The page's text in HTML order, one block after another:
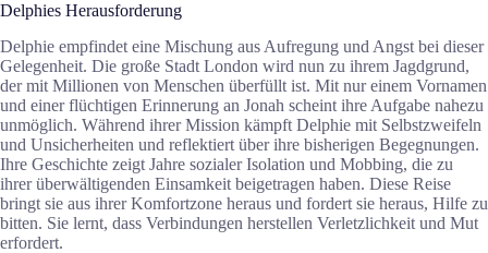
Delphies Herausforderung
Delphie empfindet eine Mischung aus Aufregung und Angst bei dieser
Gelegenheit. Die große Stadt London wird nun zu ihrem Jagdgrund,
der mit Millionen von Menschen überfüllt ist. Mit nur einem Vornamen
und einer flüchtigen Erinnerung an Jonah scheint ihre Aufgabe nahezu
unmöglich. Während ihrer Mission kämpft Delphie mit Selbstzweifeln
und Unsicherheiten und reflektiert über ihre bisherigen Begegnungen.
Ihre Geschichte zeigt Jahre sozialer Isolation und Mobbing, die zu
ihrer überwältigenden Einsamkeit beigetragen haben. Diese Reise
bringt sie aus ihrer Komfortzone heraus und fordert sie heraus, Hilfe zu
bitten. Sie lernt, dass Verbindungen herstellen Verletzlichkeit und Mut
erfordert.